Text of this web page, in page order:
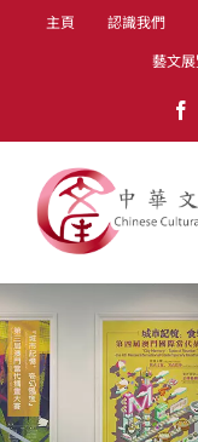
主頁 認識我們
藝文